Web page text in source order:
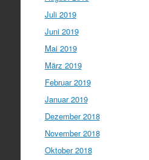
Juli 2019
Juni 2019
Mai 2019
März 2019
Februar 2019
Januar 2019
Dezember 2018
November 2018
Oktober 2018